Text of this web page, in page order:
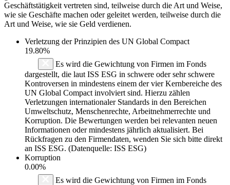
Geschäftstätigkeit vertreten sind, teilweise durch die Art und Weise,
wie sie Geschäfte machen oder geleitet werden, teilweise durch die
Art und Weise, wie sie Geld verdienen.
Verletzung der Prinzipien des UN Global Compact
19.80%
Es wird die Gewichtung von Firmen im Fonds
dargestellt, die laut ISS ESG in schwere oder sehr schwere
Kontroversen in mindestens einem der vier Kernbereiche des
UN Global Compact involviert sind. Hierzu zählen
Verletzungen internationaler Standards in den Bereichen
Umweltschutz, Menschenrechte, Arbeitnehmerrechte und
Korruption. Die Bewertungen werden bei relevanten neuen
Informationen oder mindestens jährlich aktualisiert. Bei
Rückfragen zu den Firmendaten, wenden Sie sich bitte direkt
an ISS ESG. (Datenquelle: ISS ESG)
Korruption
0.00%
Es wird die Gewichtung von Firmen im Fonds